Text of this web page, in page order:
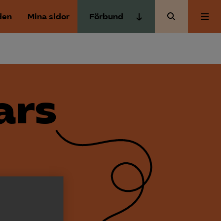
Mina sidor Förbund
Säkerhets­företagen
Tåg­företagen
Vård­företagarna